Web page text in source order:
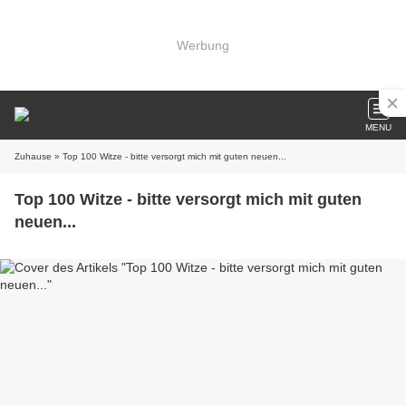
Werbung
MENU
Zuhause » Top 100 Witze - bitte versorgt mich mit guten neuen...
Top 100 Witze - bitte versorgt mich mit guten
neuen...